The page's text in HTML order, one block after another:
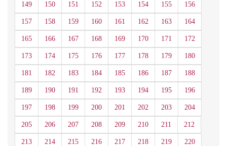
149 150 151 152 153 154 155 156
157 158 159 160 161 162 163 164
165 166 167 168 169 170 171 172
173 174 175 176 177 178 179 180
181 182 183 184 185 186 187 188
189 190 191 192 193 194 195 196
197 198 199 200 201 202 203 204
205 206 207 208 209 210 211 212
213 214 215 216 217 218 219 220